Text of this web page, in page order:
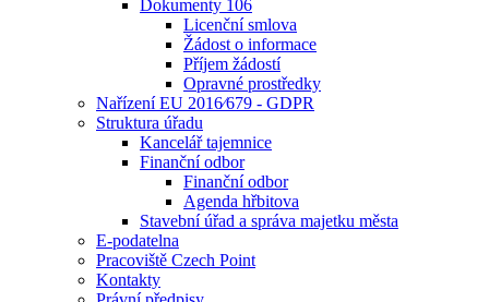
Dokumenty 106
Licenční smlova
Žádost o informace
Příjem žádostí
Opravné prostředky
Nařízení EU 2016⁄679 - GDPR
Struktura úřadu
Kancelář tajemnice
Finanční odbor
Finanční odbor
Agenda hřbitova
Stavební úřad a správa majetku města
E-podatelna
Pracoviště Czech Point
Kontakty